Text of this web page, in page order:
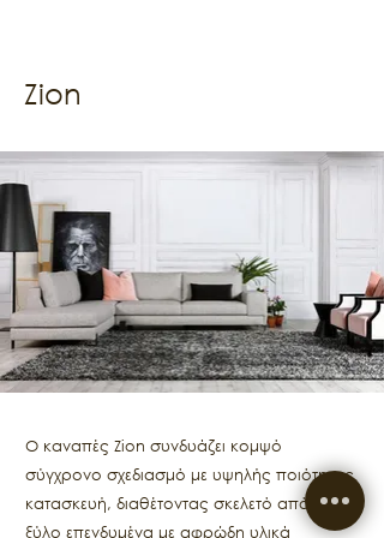
Zion
Ο καναπές Zion συνδυάζει κομψό
σύγχρονο σχεδιασμό με υψηλής ποιότητας
κατασκευή, διαθέτοντας σκελετό από μασίφ
ξύλο επενδυμένα με αφρώδη υλικά